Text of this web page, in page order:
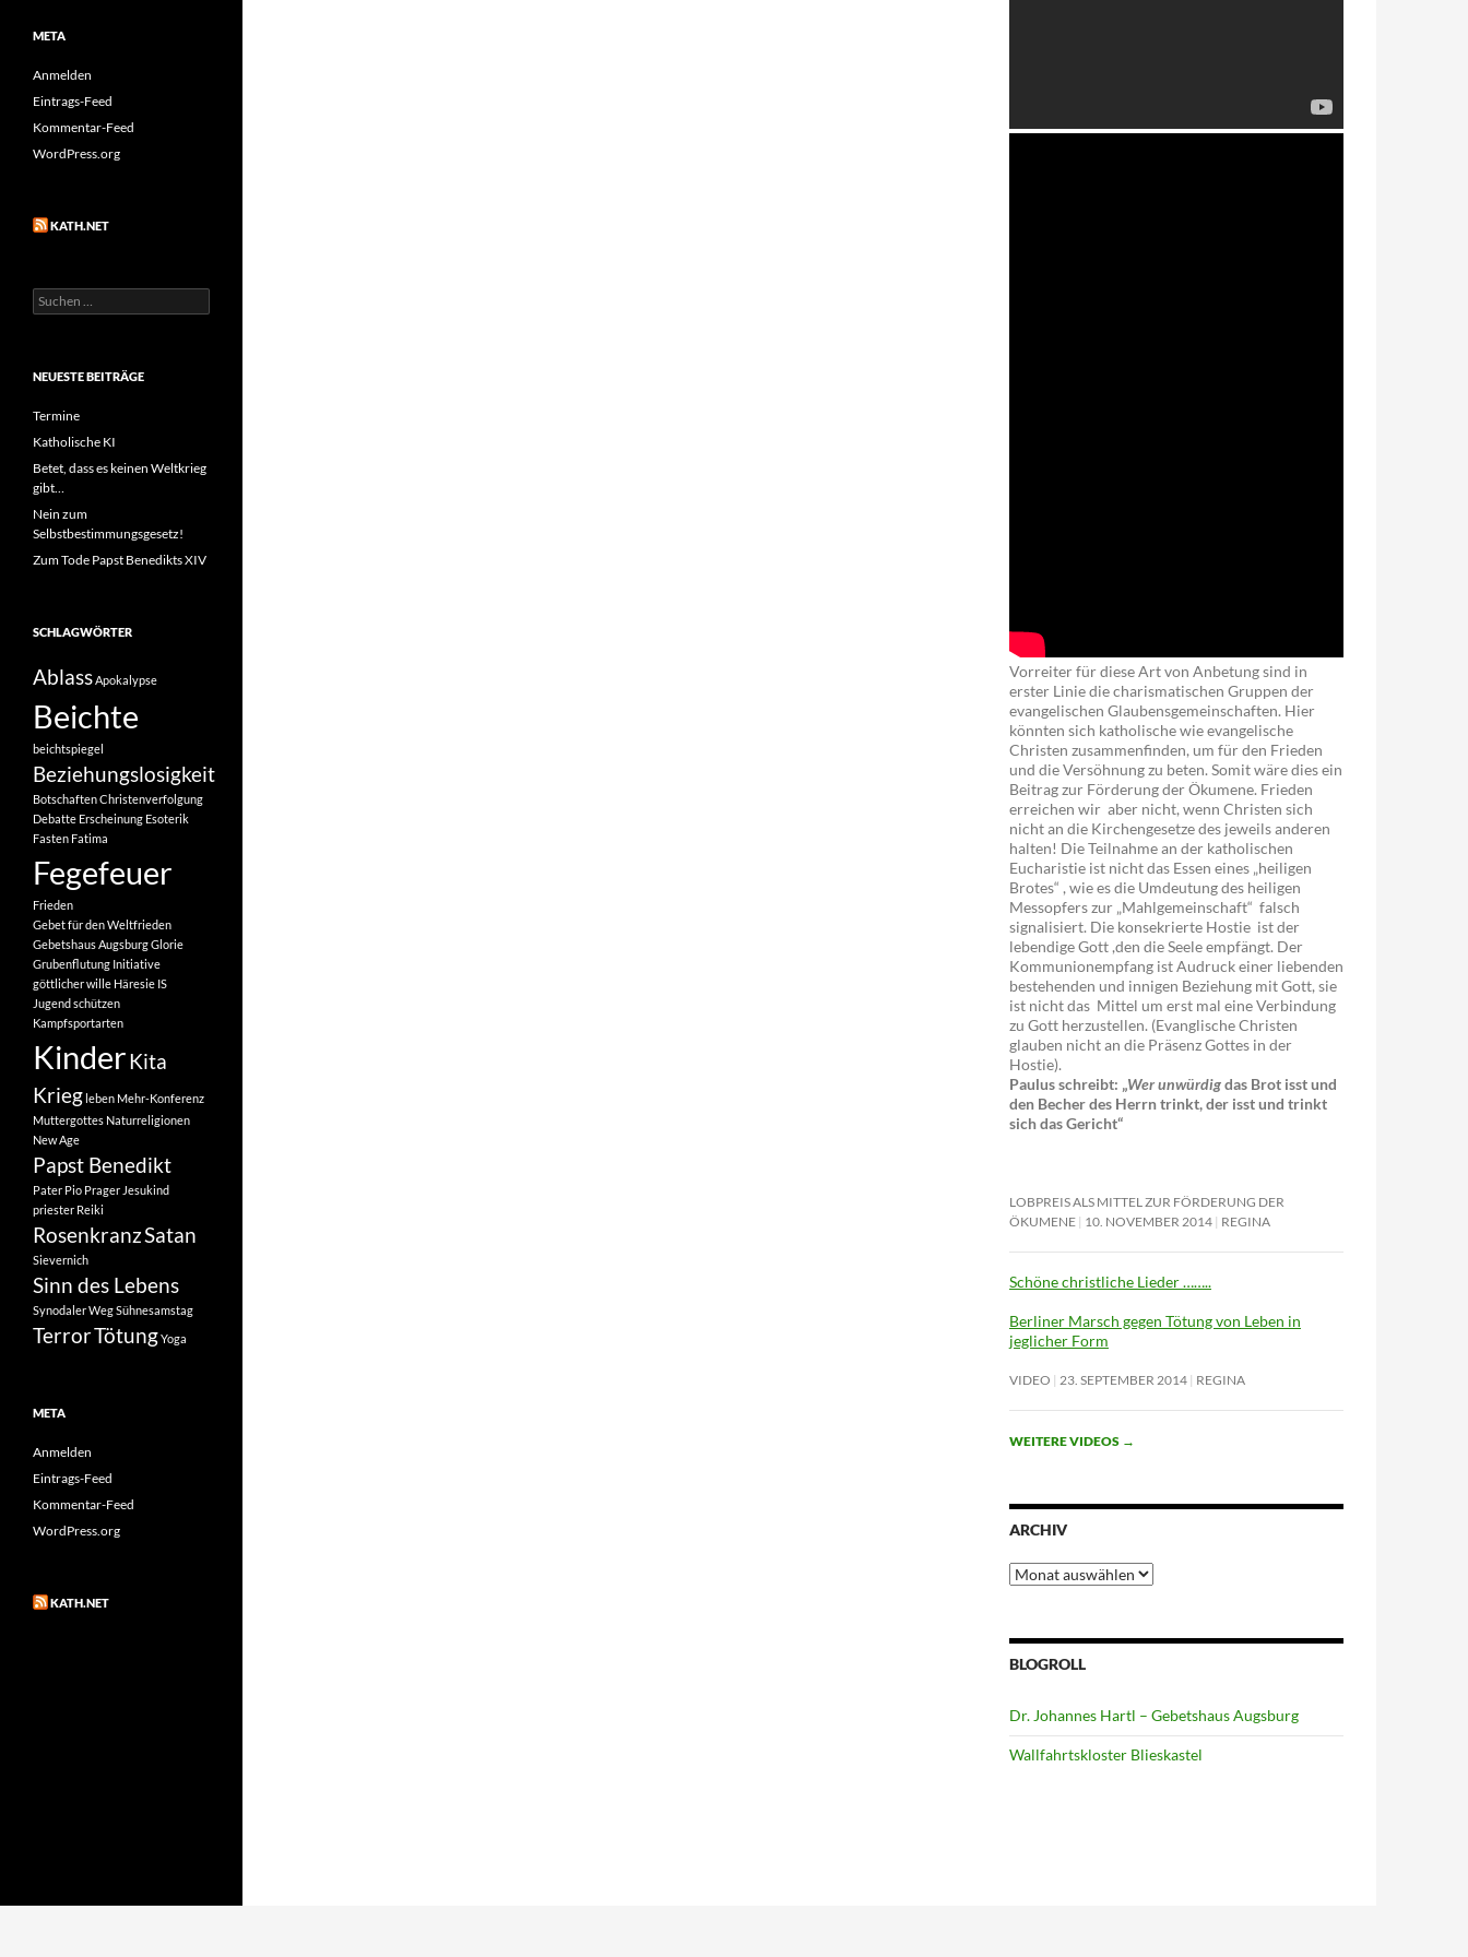
Vorreiter für diese Art von Anbetung sind in
erster Linie die charismatischen Gruppen der
evangelischen Glaubensgemeinschaften. Hier
könnten sich katholische wie evangelische
Christen zusammenfinden, um für den Frieden
und die Versöhnung zu beten. Somit wäre dies ein
Beitrag zur Förderung der Ökumene. Frieden
erreichen wir aber nicht, wenn Christen sich
nicht an die Kirchengesetze des jeweils anderen
halten! Die Teilnahme an der katholischen
Eucharistie ist nicht das Essen eines „heiligen
Brotes“ , wie es die Umdeutung des heiligen
Messopfers zur „Mahlgemeinschaft“ falsch
signalisiert. Die konsekrierte Hostie ist der
lebendige Gott ,den die Seele empfängt. Der
Kommunionempfang ist Audruck einer liebenden
bestehenden und innigen Beziehung mit Gott, sie
ist nicht das Mittel um erst mal eine Verbindung
zu Gott herzustellen. (Evanglische Christen
glauben nicht an die Präsenz Gottes in der
Hostie).
Paulus schreibt: „Wer unwürdigdas Brot isst und
den Becher des Herrn trinkt, der isst und trinkt
sich das Gericht“
LOBPREIS ALS MITTEL ZUR FÖRDERUNG DER
ÖKUMENE 10. NOVEMBER 2014 REGINA
Schöne christliche Lieder ……..
Berliner Marsch gegen Tötung von Leben in
jeglicher Form
VIDEO 23. SEPTEMBER 2014 REGINA
WEITERE VIDEOS →
ARCHIV
Archiv
BLOGROLL
Dr. Johannes Hartl – Gebetshaus Augsburg
Wallfahrtskloster Blieskastel
META
Anmelden
Eintrags-Feed
Kommentar-Feed
WordPress.org
KATH.NET
Suchen
nach:
NEUESTE BEITRÄGE
Termine
Katholische KI
Betet, dass es keinen Weltkrieg
gibt…
Nein zum
Selbstbestimmungsgesetz!
Zum Tode Papst Benedikts XIV
SCHLAGWÖRTER
AblassApokalypse
Beichte
beichtspiegel
Beziehungslosigkeit
BotschaftenChristenverfolgung
Debatte Erscheinung Esoterik
Fasten Fatima
Fegefeuer
Frieden
Gebet für den Weltfrieden
Gebetshaus AugsburgGlorie
Grubenflutung Initiative
göttlicher wille Häresie IS
Jugend schützen
Kampfsportarten
KinderKita
Kriegleben Mehr-Konferenz
Muttergottes Naturreligionen
New Age
Papst Benedikt
Pater Pio Prager Jesukind
priester Reiki
RosenkranzSatan
Sievernich
Sinn des Lebens
Synodaler WegSühnesamstag
TerrorTötungYoga
META
Anmelden
Eintrags-Feed
Kommentar-Feed
WordPress.org
KATH.NET